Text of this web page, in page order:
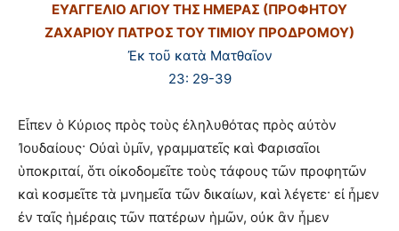
ΕΥΑΓΓΕΛΙΟ ΑΓΙΟΥ ΤΗΣ ΗΜΕΡΑΣ (ΠΡΟΦΗΤΟΥ
ΖΑΧΑΡΙΟΥ ΠΑΤΡΟΣ ΤΟΥ ΤΙΜΙΟΥ ΠΡΟΔΡΟΜΟΥ)
Ἐκ τοῦ κατὰ Ματθαῖον
23: 29-39
Εἶπεν ὁ Κύριος πρὸς τοὺς ἐληλυθότας πρὸς αὐτὸν
Ἰουδαίους· Οὐαὶ ὑμῖν, γραμματεῖς καὶ Φαρισαῖοι
ὑποκριταί, ὅτι οἰκοδομεῖτε τοὺς τάφους τῶν προφητῶν
καὶ κοσμεῖτε τὰ μνημεῖα τῶν δικαίων, καὶ λέγετε· εἰ ἦμεν
ἐν ταῖς ἡμέραις τῶν πατέρων ἡμῶν, οὐκ ἂν ἦμεν